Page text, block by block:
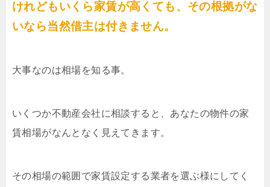
けれどもいくら家賃が高くても、その根拠がな
いなら当然借主は付きません。
大事なのは相場を知る事。
いくつか不動産会社に相談すると、あなたの物件の家
賃相場がなんとなく見えてきます。
その相場の範囲で家賃設定する業者を選ぶ様にしてく